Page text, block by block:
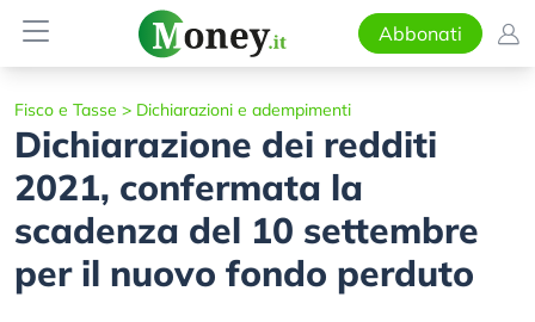
Abbonati
Fisco e Tasse > Dichiarazioni e adempimenti
Dichiarazione dei redditi
2021, confermata la
scadenza del 10 settembre
per il nuovo fondo perduto